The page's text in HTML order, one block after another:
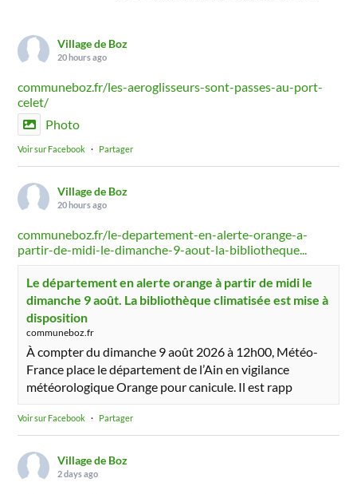
Village de Boz
20 hours ago
communeboz.fr/les-aeroglisseurs-sont-passes-au-port-
celet/
Photo
Voir sur Facebook · Partager
Village de Boz
20 hours ago
communeboz.fr/le-departement-en-alerte-orange-a-
partir-de-midi-le-dimanche-9-aout-la-bibliotheque...
Le département en alerte orange à partir de midi le
dimanche 9 août. La bibliothèque climatisée est mise à
disposition
communeboz.fr
À compter du dimanche 9 août 2026 à 12h00, Météo-
France place le département de l’Ain en vigilance
météorologique Orange pour canicule. Il est rapp
Voir sur Facebook · Partager
Village de Boz
2 days ago